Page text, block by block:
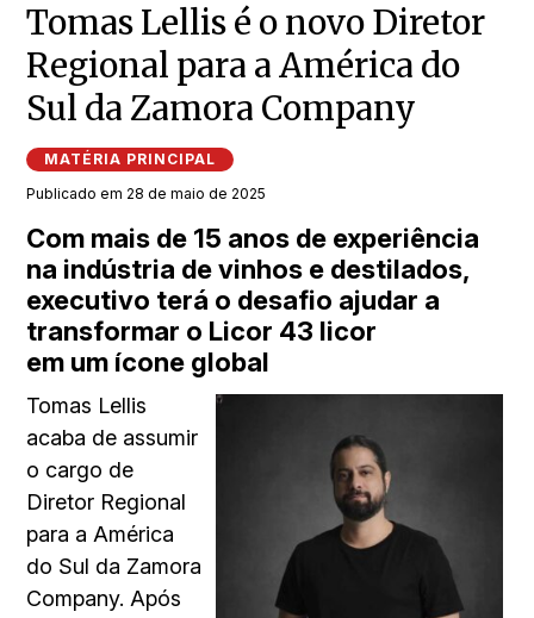
Tomas Lellis é o novo Diretor
Regional para a América do
Sul da Zamora Company
MATÉRIA PRINCIPAL
Publicado em 28 de maio de 2025
Com mais de 15 anos de experiência
na indústria de vinhos e destilados,
executivo terá o desafio ajudar a
transformar o Licor 43 licor
em um ícone global
Tomas Lellis
acaba de assumir
o cargo de
Diretor Regional
para a América
do Sul da Zamora
Company. Após